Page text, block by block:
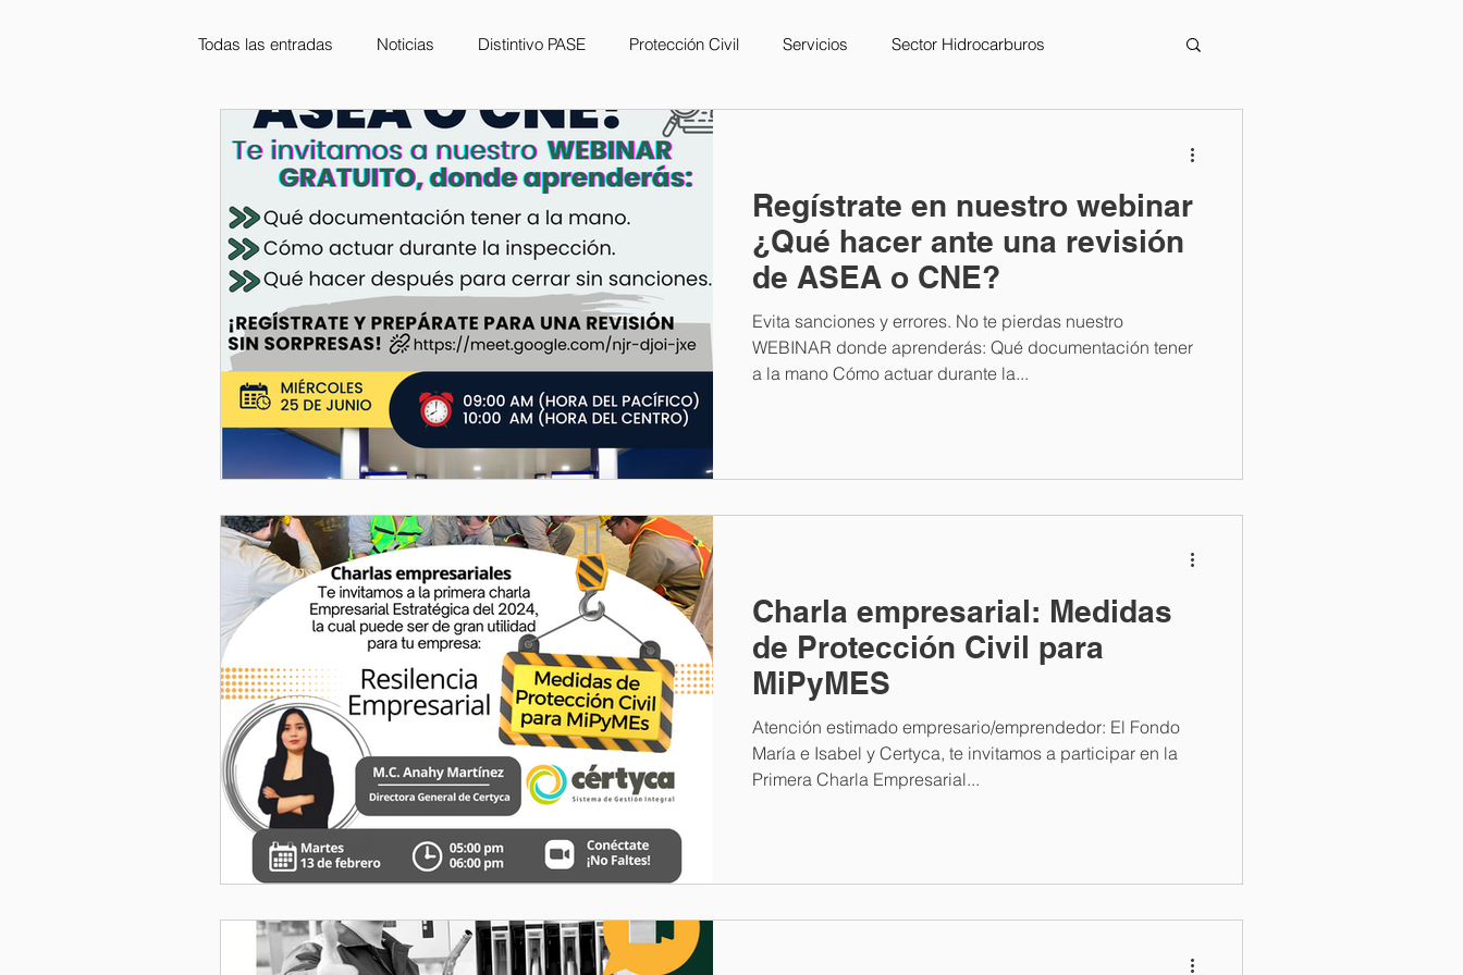
Todas las entradas Noticias Distintivo PASE Protección Civil Servicios Sector Hidrocarburos
Capacitaciones STPS
Regístrate en nuestro webinar
¿Qué hacer ante una revisión
de ASEA o CNE?
Evita sanciones y errores. No te pierdas nuestro
WEBINAR donde aprenderás: Qué documentación tener
a la mano Cómo actuar durante la...
Charla empresarial: Medidas
de Protección Civil para
MiPyMES
Atención estimado empresario/emprendedor: El Fondo
María e Isabel y Certyca, te invitamos a participar en la
Primera Charla Empresarial...